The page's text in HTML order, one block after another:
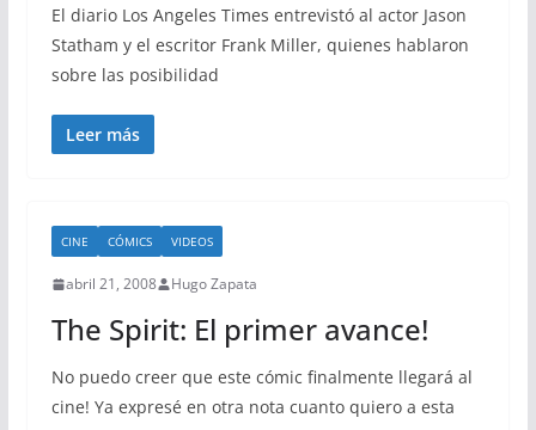
El diario Los Angeles Times entrevistó al actor Jason
Statham y el escritor Frank Miller, quienes hablaron
sobre las posibilidad
Leer más
CINE CÓMICS VIDEOS
abril 21, 2008 Hugo Zapata
The Spirit: El primer avance!
No puedo creer que este cómic finalmente llegará al
cine! Ya expresé en otra nota cuanto quiero a esta